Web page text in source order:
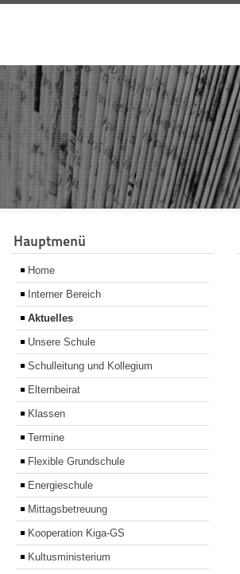
Hauptmenü
Home
Interner Bereich
Aktuelles
Unsere Schule
Schulleitung und Kollegium
Elternbeirat
Klassen
Termine
Flexible Grundschule
Energieschule
Mittagsbetreuung
Kooperation Kiga-GS
Kultusministerium